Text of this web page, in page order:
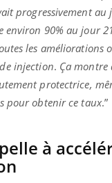
progressivement au
environ 90% au jour
les améliorations
injection. Ça montre
protectrice,
pour obtenir ce taux.”
à